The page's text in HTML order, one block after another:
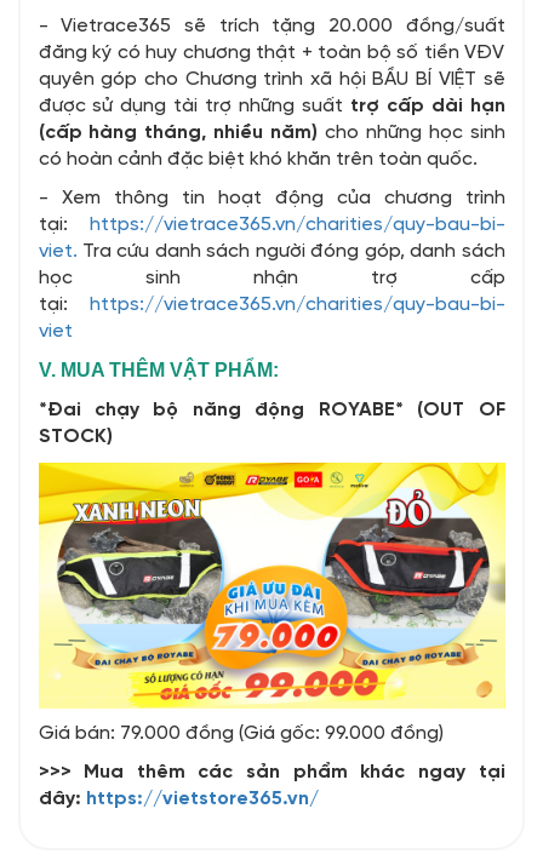
- Vietrace365 sẽ trích tặng 20.000 đồng/suất
đăng ký có huy chương thật + toàn bộ số tiền VĐV
quyên góp cho Chương trình xã hội BẦU BÍ VIỆT sẽ
được sử dụng tài trợ những suất trợ cấp dài hạn
(cấp hàng tháng, nhiều năm) cho những học sinh
có hoàn cảnh đặc biệt khó khăn trên toàn quốc.
- Xem thông tin hoạt động của chương trình
tại:
https://vietrace365.vn/charities/quy-bau-bi-
viet. Tra cứu danh sách người đóng góp, danh sách
học sinh nhận trợ cấp
tại:
https://vietrace365.vn/charities/quy-bau-bi-
viet
V. MUA THÊM VẬT PHẨM:
*Đai chạy bộ năng động ROYABE* (OUT OF
STOCK)
Giá bán: 79.000 đồng (Giá gốc: 99.000 đồng)
>>> Mua thêm các sản phẩm khác ngay tại
đây: https://vietstore365.vn/